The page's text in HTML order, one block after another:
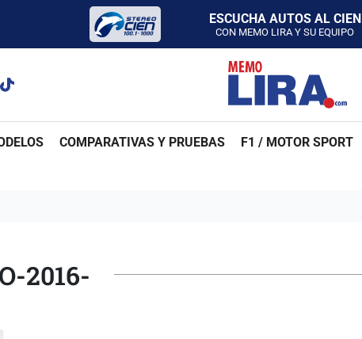
LUNES A VIERNES - 5:00 PM
SABADO - 12:00 PM
ESCUCHA AUTOS AL CIEN
CON MEMO LIRA Y SU EQUIPO
LUNES A VIERNES - 5:00 PM
SABADO - 12:00 PM
COMPARATIVAS Y PRUEBAS F1 / MOTOR SPORT
2016-